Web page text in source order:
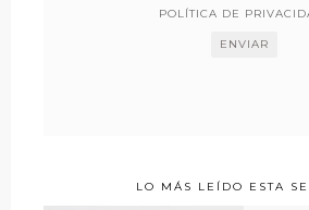
POLÍTICA DE
LO MÁS LEÍDO ESTA